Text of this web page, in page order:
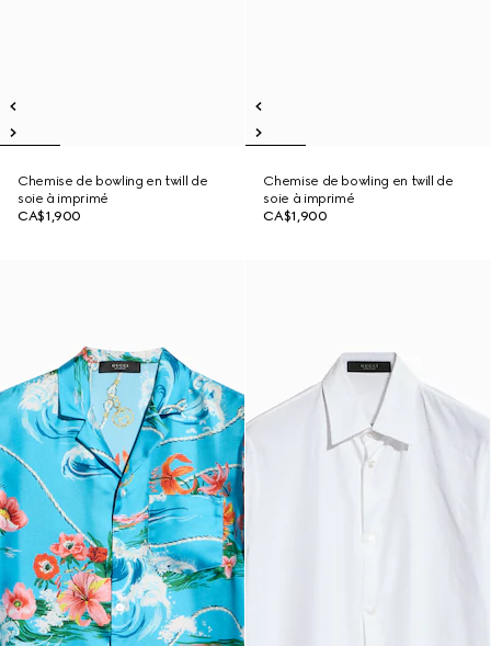
Chemise de bowling en twill de
soie à imprimé
CA$1,900
Chemise de bowling en twill de
soie à imprimé
CA$1,900